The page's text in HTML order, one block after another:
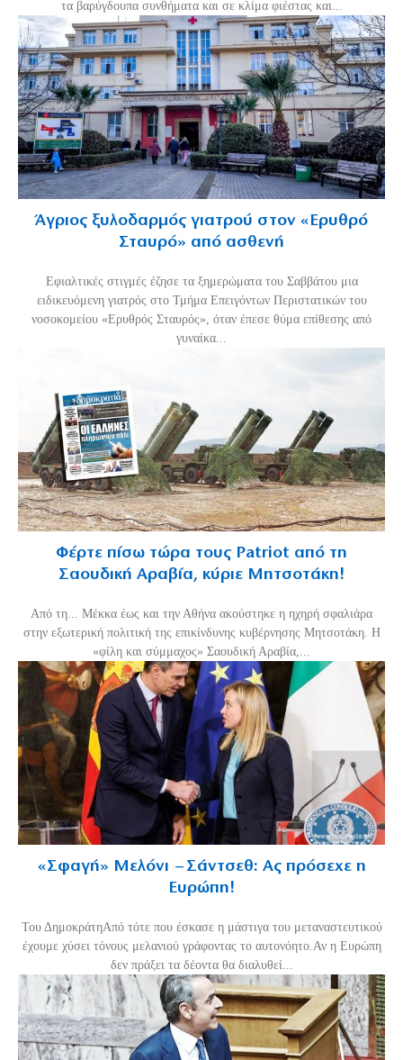
τα βαρύγδουπα συνθήματα και σε κλίμα φιέστας και...
Άγριος ξυλοδαρμός γιατρού στον «Ερυθρό
Σταυρό» από ασθενή
Εφιαλτικές στιγμές έζησε τα ξημερώματα του Σαββάτου μια
ειδικευόμενη γιατρός στο Τμήμα Επειγόντων Περιστατικών του
νοσοκομείου «Ερυθρός Σταυρός», όταν έπεσε θύμα επίθεσης από
γυναίκα...
Φέρτε πίσω τώρα τους Patriot από τη
Σαουδική Αραβία, κύριε Μητσοτάκη!
Από τη... Μέκκα έως και την Αθήνα ακούστηκε η ηχηρή σφαλιάρα
στην εξωτερική πολιτική της επικίνδυνης κυβέρνησης Μητσοτάκη. Η
«φίλη και σύμμαχος» Σαουδική Αραβία,...
«Σφαγή» Μελόνι – Σάντσεθ: Ας πρόσεχε η
Ευρώπη!
Του ΔημοκράτηΑπό τότε που έσκασε η μάστιγα του μεταναστευτικού
έχουμε χύσει τόνους μελανιού γράφοντας το αυτονόητο.Αν η Ευρώπη
δεν πράξει τα δέοντα θα διαλυθεί...